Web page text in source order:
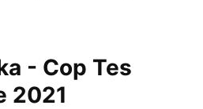
- Cop Tes
2021